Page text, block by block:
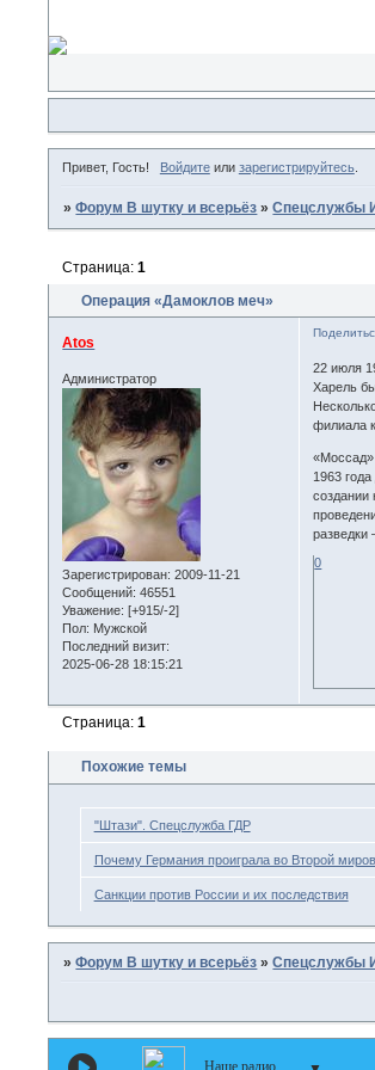
Привет, Гость! Войдитеили зарегистрируйтесь.
»Форум В шутку и всерьёз »Спецслужбы
Операция «Дамоклов меч»
Страница:1
Atos
Администратор
Зарегистрирован: 2009-11-21
Сообщений: 46551
Уважение: [+915/-2]
Пол: Мужской
Последний визит:
2025-06-28 18:15:21
22 июля
Харель
филиала
«Моссад»
1963
создании
разведки
0
Страница:1
Похожие темы
"Штази". Спецслужба ГДР
Почему Германия проиграла во Второй
Санкции против России и их последствия
»Форум В шутку и всерьёз »Спецслужбы
Наше радио